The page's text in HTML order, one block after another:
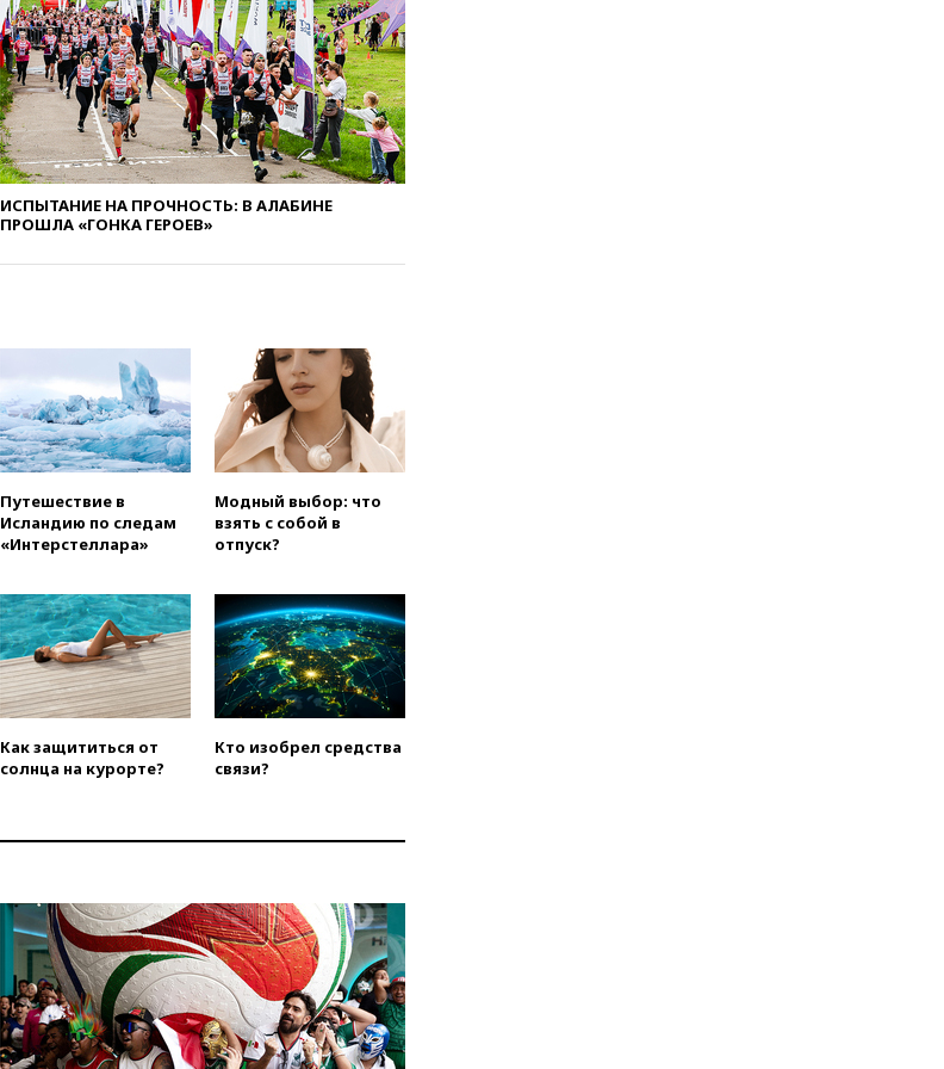
беспилотников над Россией
вчера, 20:35Велосипедист
погиб при атаке FPV-дрона в
Белгородской области
вчера, 20:30Лидию Невзорову
заочно арестовали по делу о
финансировании
экстремизма
постановил остановить
вчера, 20:15
Сенат США
одобрил ужесточение
санкций против России и
Ирана
вчера, 20:00
СК возбудил дело
против журналистки Катерины
вчера, 19:45ISU предоставил
фигуристкам Валиевой и
Трусовой
вчера, 19:35Зеленский
впервые совершил
официальный визит в Сербию
погибла во Французских
Альпах
отчиталось об ударах по двум
украинским сухогрузам в
Черном море
вчера, 18:47Школьники из РФ
стали абсолютными
чемпионами на олимпиаде по
ИИ
ИСПЫТАНИЕ НА ПРОЧНОСТЬ: В АЛАБИНЕ
ПРОШЛА «ГОНКА ГЕРОЕВ»
Путешествие в
Исландию по следам
«Интерстеллара»
Модный выбор: что
взять с собой в
отпуск?
Как защититься от
солнца на курорте?
Кто изобрел средства
связи?